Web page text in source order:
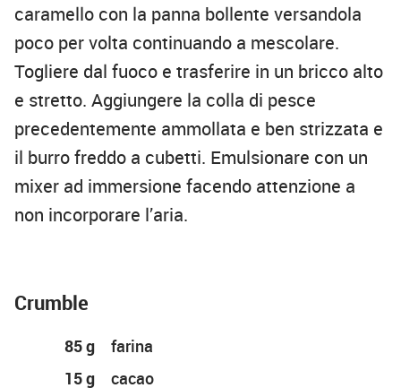
caramello con la panna bollente versandola
poco per volta continuando a mescolare.
Togliere dal fuoco e trasferire in un bricco alto
e stretto. Aggiungere la colla di pesce
precedentemente ammollata e ben strizzata e
il burro freddo a cubetti. Emulsionare con un
mixer ad immersione facendo attenzione a
non incorporare l’aria.
Crumble
85 g
farina
15 g
cacao